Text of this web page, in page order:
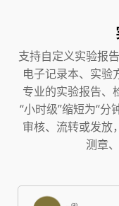
支持自定义实验报
电子记录本、实验
专业的实验报告、
“小时级”缩短为“
审核、流转或发放
测章